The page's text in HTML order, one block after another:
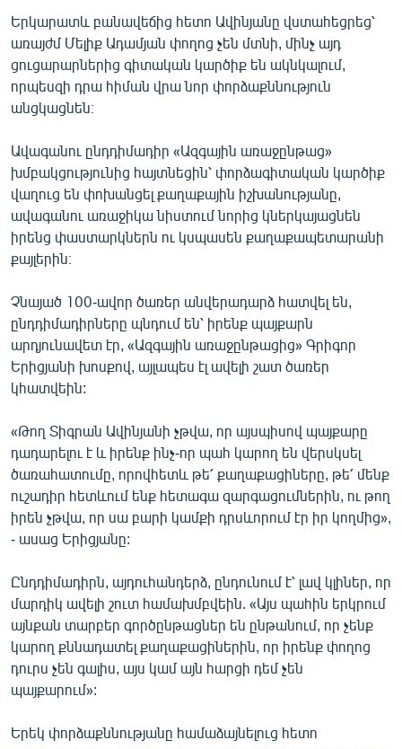
Երկարատև բանավեճից հետո Ավինյանը վստահեցրեց՝
առայժմ Մելիք Ադամյան փողոց չեն մտնի, մինչ այդ
ցուցարարներից գիտական կարծիք են ակնկալում,
որպեսզի դրա հիման վրա նոր փորձաքննություն
անցկացնեն։
Ավագանու ընդդիմադիր «Ազգային առաջընթաց»
խմբակցությունից հայտնեցին՝ փորձագիտական կարծիք
վաղուց են փոխանցել քաղաքային իշխանությանը,
ավագանու առաջիկա նիստում նորից կներկայացնեն
իրենց փաստարկներն ու կսպասեն քաղաքապետարանի
քայլերին։
Չնայած 100-ավոր ծառեր անվերադարձ հատվել են,
ընդդիմադիրները պնդում են՝ իրենք պայքարն
արդյունավետ էր, «Ազգային առաջընթացից» Գրիգոր
Երիցյանի խոսքով, այլապես էլ ավելի շատ ծառեր
կհատվեին:
«Թող Տիգրան Ավինյանի չթվա, որ այսպիսով պայքարը
դադարելու է և իրենք ինչ-որ պահ կարող են վերսկսել
ծառահատումը, որովհետև թե՛ քաղաքացիները, թե՛ մենք
ուշադիր հետևում ենք հետագա զարգացումներին, ու թող
իրեն չթվա, որ սա բարի կամքի դրսևորում էր իր կողմից»,
- ասաց Երիցյանը:
Ընդդիմադիրն, այդուհանդերձ, ընդունում է՝ լավ կլիներ, որ
մարդիկ ավելի շուտ համախմբվեին. «Այս պահին երկրում
այնքան տարբեր գործընթացներ են ընթանում, որ չենք
կարող քննադատել քաղաքացիներին, որ իրենք փողոց
դուրս չեն գալիս, այս կամ այն հարցի դեմ չեն
պայքարում»:
Երեկ փորձաքննությանը համաձայնելուց հետո